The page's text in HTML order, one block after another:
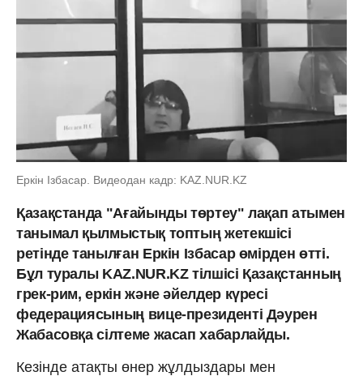
Еркін Ізбасар. Видеодан кадр: KAZ.NUR.KZ
Қазақстанда "Ағайынды төртеу" лақап атымен
танымал қылмыстық топтың жетекшісі
ретінде танылған Еркін Ізбасар өмірден өтті.
Бұл туралы KAZ.NUR.KZ тілшісі Қазақстанның
грек-рим, еркін және әйелдер күресі
федерациясының вице-президенті Дәурен
Жабасовқа сілтеме жасап хабарлайды.
Кезінде атақты өнер жұлдыздары мен